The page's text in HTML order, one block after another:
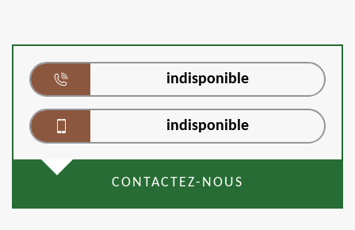
indisponible
indisponible
CONTACTEZ-NOUS